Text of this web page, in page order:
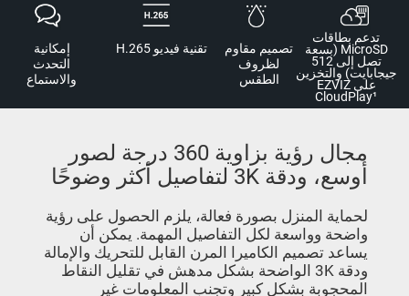
إمكانية
التحدث
والاستماع
تقنية فيديو H.265
تصميم مقاوم
لظروف
الطقس
تدعم بطاقات
MicroSD (بسعة
تصل إلى 512
جيجابايت) والتخزين
على EZVIZ
CloudPlay¹
مجال رؤية بزاوية 360 درجة لصور
أوسع، ودقة 3K لتفاصيل أكثر وضوحًا
لحماية المنزل بصورة فعالة، يلزم الحصول على رؤية
واضحة وواسعة لكل التفاصيل المهمة. يمكن أن
يساعد تصميم الكاميرا المرن القابل للتحريك والإمالة
ودقة 3K الواضحة بشكل مدهش في تقليل النقاط
المحجوبة بشكل كبير وتجنب المعلومات غير